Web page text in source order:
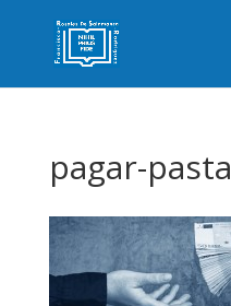
pagar-pasta